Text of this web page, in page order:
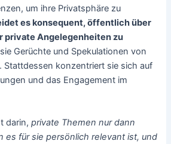
um ihre Privatsphäre zu
es konsequent, öffentlich über
private Angelegenheiten zu
Gerüchte und Spekulationen von
Stattdessen konzentriert sie sich auf
und das Engagement im
darin,private Themen nur dann
es für sie persönlich relevant ist, und